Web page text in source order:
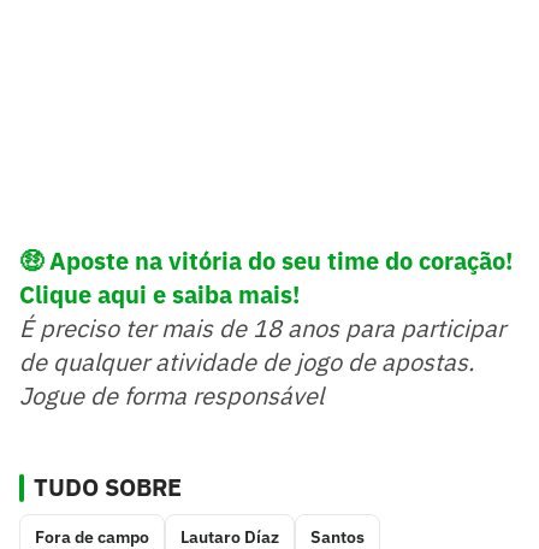
🤑 Aposte na vitória do seu time do coração!
Clique aqui e saiba mais!
É preciso ter mais de 18 anos para participar
de qualquer atividade de jogo de apostas.
Jogue de forma responsável
TUDO SOBRE
Fora de campo Lautaro Díaz Santos